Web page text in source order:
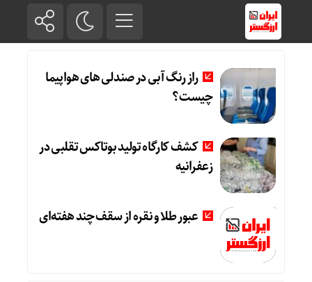
راز رنگ آبی در صندلی های هواپیما
چیست؟
کشف کارگاه تولید بوتاکس تقلبی در
زعفرانیه
عبور طلا و نقره از سقف چند هفته‌ای